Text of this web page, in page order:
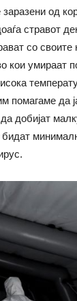
од
стравот
со своите
кои умираат
помагаме да
добијат
бидат